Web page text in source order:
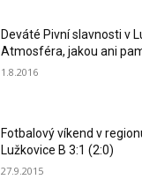
Deváté Pivní slavnosti v
Atmosféra, jakou ani
1.8.2016
Fotbalový víkend v
Lužkovice B 3:1 (2:0)
27.9.2015